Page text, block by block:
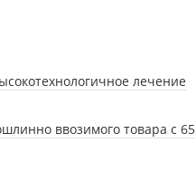
лечение
ввозимого товара с 65